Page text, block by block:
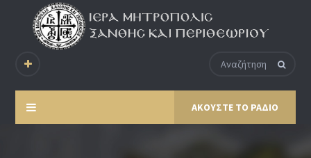
ΑΚΟΥΣΤΕ ΤΟ ΡΑΔΙΟ